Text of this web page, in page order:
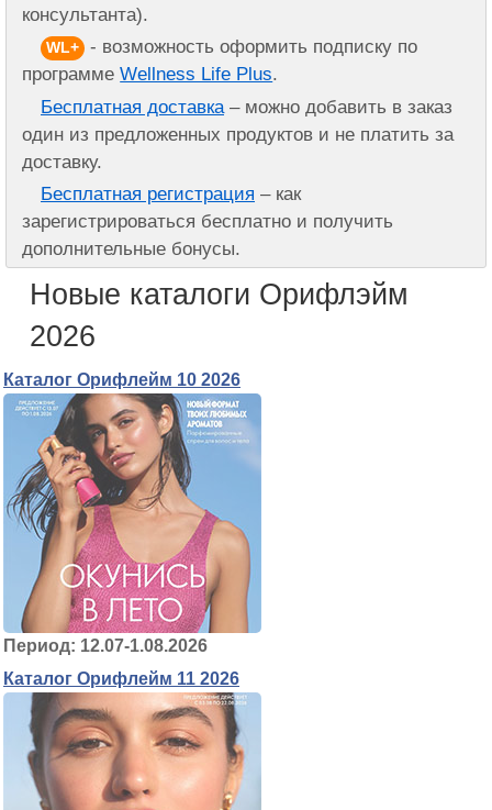
консультанта).
WL+
- возможность оформить подписку по
программеWellness Life Plus.
Бесплатная доставка – можно добавить в заказ
один из предложенных продуктов и не платить за
доставку.
Бесплатная регистрация – как
зарегистрироваться бесплатно и получить
дополнительные бонусы.
Новые каталоги Орифлэйм
2026
Каталог Орифлейм 10 2026
Период: 12.07-1.08.2026
Каталог Орифлейм 11 2026